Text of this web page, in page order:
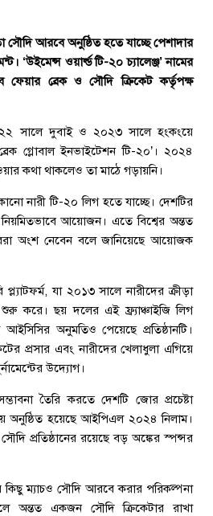
আরবে অনুষ্ঠিত হতে যাচ্ছে পেশাদার
‘উইমেন্স ওয়ার্ল্ড টি-২০ চ্যালেঞ্জ’ নামের
ব্রেক ও সৌদি ক্রিকেট কর্তৃপক্ষ
সালে দুবাই ও ২০২৩ সালে হংকংয়ে
গ্লোবাল ইনভাইটেশন টি-২০’। ২০২৪
কথা থাকলেও তা মাঠে গড়ায়নি।
নারী টি-২০ লিগ হতে যাচ্ছে। দেশটির
আয়োজন। এতে বিশ্বের অন্তত
অংশ নেবেন বলে জানিয়েছে আয়োজক
যা ২০১৩ সালে নারীদের ক্রীড়া
শুরু করে। ছয় দলের এই ফ্র্যাঞ্চাইজি লিগ
অনুমতিও পেয়েছে প্রতিষ্ঠানটি।
প্রসার এবং নারীদের খেলাধুলা এগিয়ে
উদ্যোগ।
তৈরি করতে দেশটি জোর প্রচেষ্টা
অনুষ্ঠিত হয়েছে আইপিএল ২০২৪ নিলাম।
প্রতিষ্ঠানের রয়েছে বড় অঙ্কের স্পন্সর
ম্যাচও সৌদি আরবে করার পরিকল্পনা
অন্তত একজন সৌদি ক্রিকেটার রাখা